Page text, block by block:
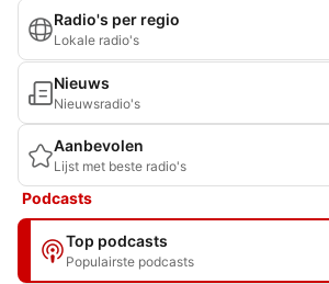
Radio's per regio
Lokale radio's
Nieuws
Nieuwsradio's
Aanbevolen
Lijst met beste radio's
Podcasts
Top podcasts
Populairste podcasts